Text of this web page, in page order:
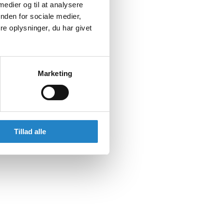
og til at analysere
for sociale medier,
oplysninger, du har givet
Marketing
Tillad alle